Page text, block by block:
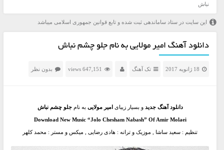
نباش
این سایت در ستاد ساماندهی ثبت شده و تابع قوانین جمهوری اسلامی میباشد
دانلود آهنگ امیر مولایی به نام جلو چشم نباش
18 ژانویه 2017 تک آهنگ 647,151 views بدون نظر
دانلود آهنگ جدید و بسیار زیبایامیر مولایی به نامجلو چشم نباش
Download New Music “Jolo Chesham Nabash” Of Amir Molaei
تنظیم : سعید ساشا , موزیک و ترانه : هادی رضایی , میکس و مستر : محمد کلهر